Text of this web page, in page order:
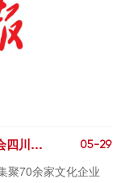
07-07
四川文投集团组织集中收听收看庆祝中国共产党成立105周年大会 07-03
06-17
媒体聚焦│《四川日报》关注深圳文博会四川文投集团展区 05-29
聚70余家文化企业
年度维
